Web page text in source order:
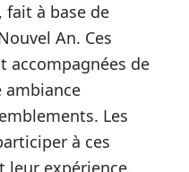
à base de
An. Ces
accompagnées de
ambiance
Les
à ces
leur expérience.